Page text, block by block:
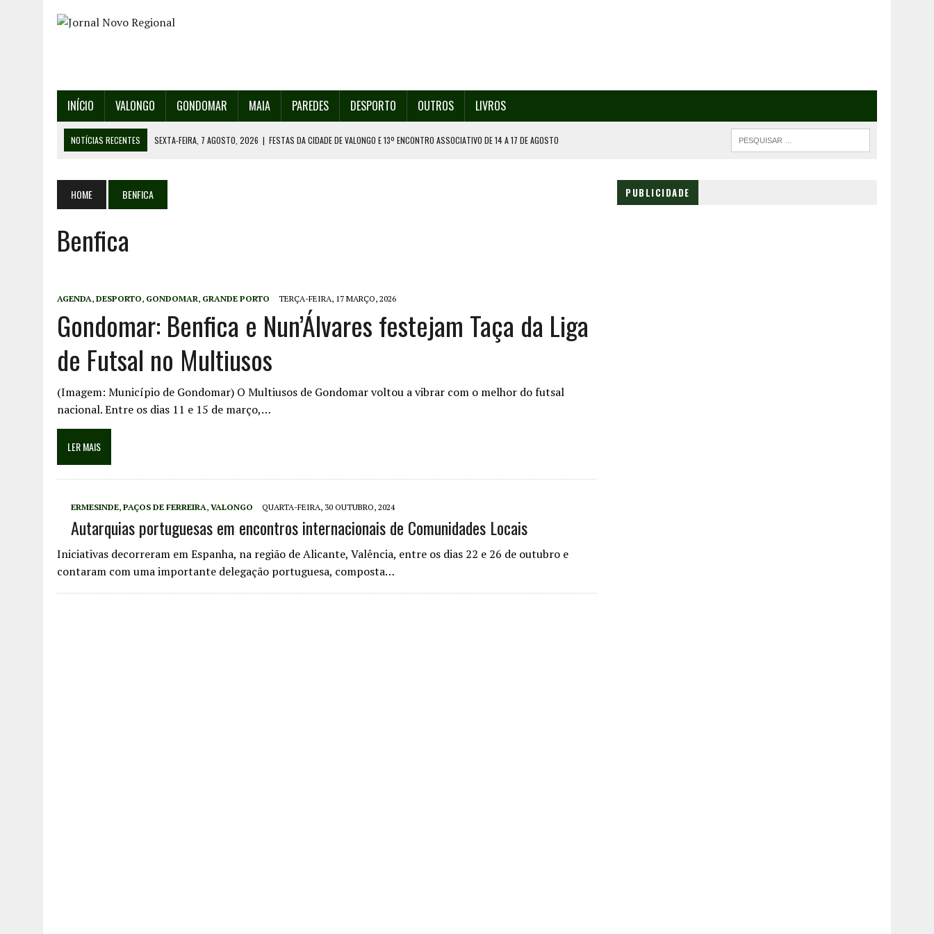
INÍCIO VALONGO GONDOMAR MAIA PAREDES DESPORTO OUTROS LIVROS
NOTÍCIAS RECENTES SEXTA-FEIRA, 7 AGOSTO, 2026 | FESTAS DA CIDADE DE VALONGO E 13º ENCONTRO ASSOCIATIVO DE 14 A 17 DE AGOSTO
QUINTA-FEIRA, 6 AGOSTO, 2026
QUINTA-FEIRA, 6 AGOSTO, 2026
HOME BENFICA
Benfica
AGENDA, DESPORTO, GONDOMAR, GRANDE PORTO TERÇA-FEIRA, 17 MARÇO, 2026
Gondomar: Benfica e Nun’Álvares festejam Taça da Liga
de Futsal no Multiusos
(Imagem: Município de Gondomar) O Multiusos de Gondomar voltou a vibrar com o melhor do futsal
nacional. Entre os dias 11 e 15 de março,…
LER MAIS
ERMESINDE, PAÇOS DE FERREIRA, VALONGO QUARTA-FEIRA, 30 OUTUBRO, 2024
Autarquias portuguesas em encontros internacionais de Comunidades Locais
Iniciativas decorreram em Espanha, na região de Alicante, Valência, entre os dias 22 e 26 de outubro e
contaram com uma importante delegação portuguesa, composta…
PUBLICIDADE